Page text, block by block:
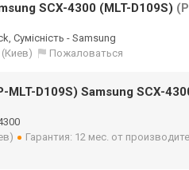
SCX-4300 (MLT-D109S)
Сумісність - Samsung
(Киев) Пожаловаться
D109S) Samsung SCX-
Гарантия: 12 мес. от